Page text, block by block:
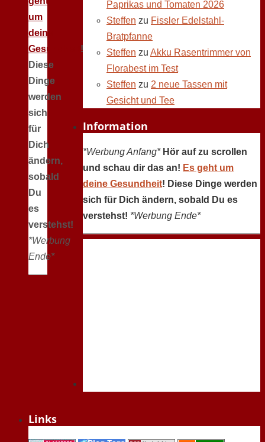
um
deine
Gesundheit !
Diese
Dinge
werden
sich
für
Dich
ändern,
sobald
Du
es
verstehst!
*Werbung
Ende*
Paprikas und Tomaten 2026
Steffen zu Fissler Edelstahl-
Bratpfanne
Steffen zu Akku Rasentrimmer von
Florabest im Test
Steffen zu 2 neue Tassen mit
Gesicht und Tee
Information
*Werbung Anfang* Hör auf zu scrollen
und schau dir das an! Es geht um
deine Gesundheit! Diese Dinge werden
sich für Dich ändern, sobald Du es
verstehst! *Werbung Ende*
Links